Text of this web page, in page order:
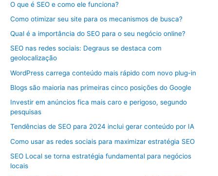
O que é SEO e como ele funciona?
Como otimizar seu site para os mecanismos de busca?
Qual é a importância do SEO para o seu negócio online?
SEO nas redes sociais: Degraus se destaca com
geolocalização
WordPress carrega conteúdo mais rápido com novo plug-in
Blogs são maioria nas primeiras cinco posições do Google
Investir em anúncios fica mais caro e perigoso, segundo
pesquisas
Tendências de SEO para 2024 inclui gerar conteúdo por IA
Como usar as redes sociais para maximizar estratégia SEO
SEO Local se torna estratégia fundamental para negócios
locais